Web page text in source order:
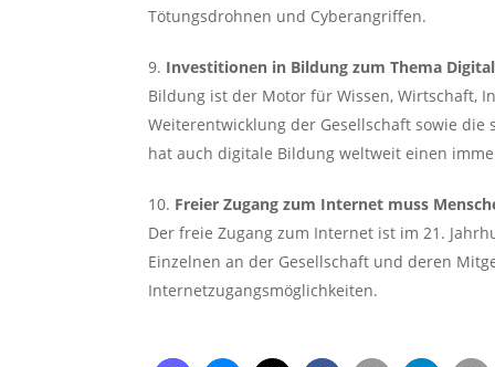
Tötungsdrohnen und Cyberangriffen.
Investitionen in Bildung zum Thema
Bildung ist der Motor für Wissen, Wirtschaft,
Weiterentwicklung der Gesellschaft sowie
hat auch digitale Bildung weltweit einen
Freier Zugang zum Internet muss
Der freie Zugang zum Internet ist im 21.
Einzelnen an der Gesellschaft und deren
Internetzugangsmöglichkeiten.